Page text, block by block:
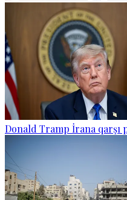
Donald Tramp İrana qarşı